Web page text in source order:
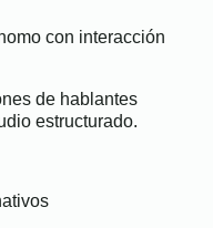
con interacción
de hablantes
estructurado.